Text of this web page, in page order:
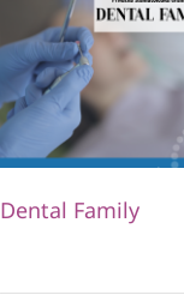
Dental Family